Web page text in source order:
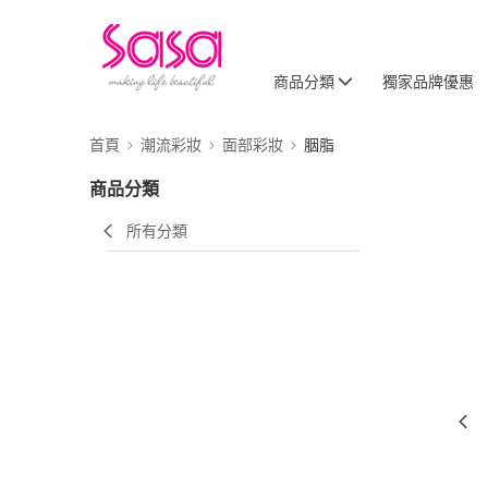
商品分類 獨家品牌優惠
首頁 潮流彩妝 面部彩妝 胭脂
商品分類
所有分類